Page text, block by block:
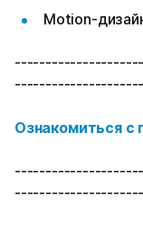
Motion-
Ознакомиться с